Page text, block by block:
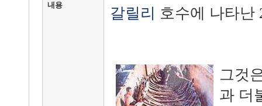
내용
갈릴리 호수에 나타난
그것
과 더